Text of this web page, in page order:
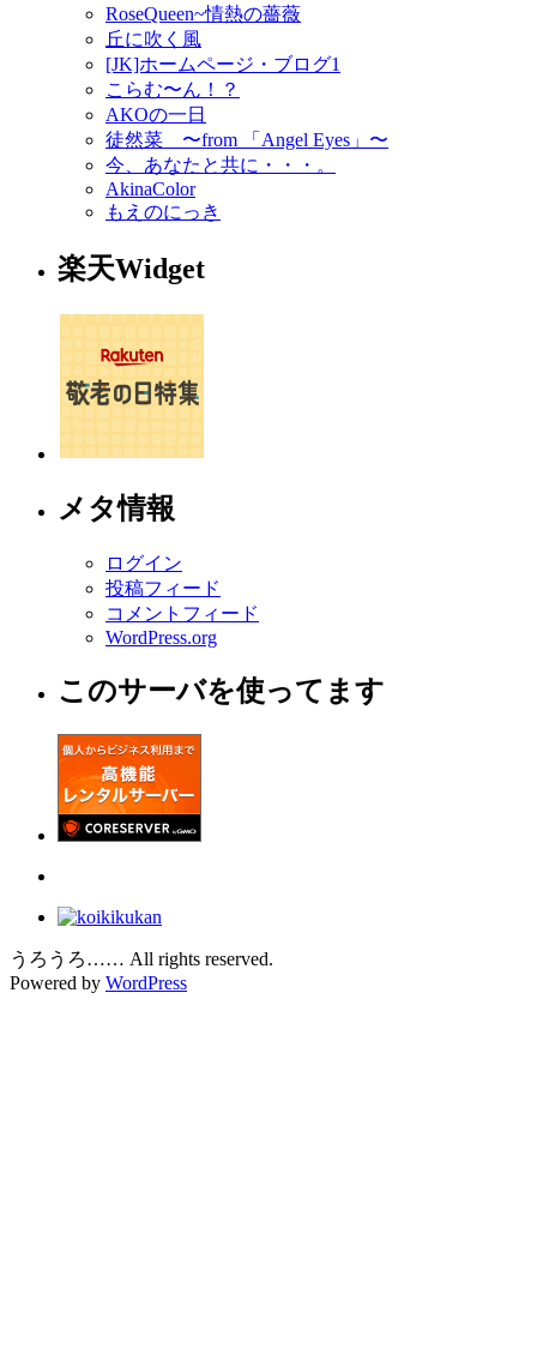
RoseQueen~情熱の薔薇
丘に吹く風
[JK]ホームページ・ブログ1
こらむ〜ん！？
AKOの一日
徒然菜 〜from 「Angel Eyes」〜
今、あなたと共に・・・。
AkinaColor
もえのにっき
楽天Widget
メタ情報
ログイン
投稿フィード
コメントフィード
WordPress.org
このサーバを使ってます
うろうろ…… All rights reserved.
Powered by WordPress